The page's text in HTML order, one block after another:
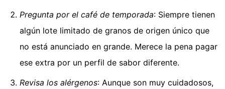
Pregunta por el café de temporada: Siempre tienen
algún lote limitado de granos de origen único que
no está anunciado en grande. Merece la pena pagar
ese extra por un perfil de sabor diferente.
Revisa los alérgenos: Aunque son muy cuidadosos,